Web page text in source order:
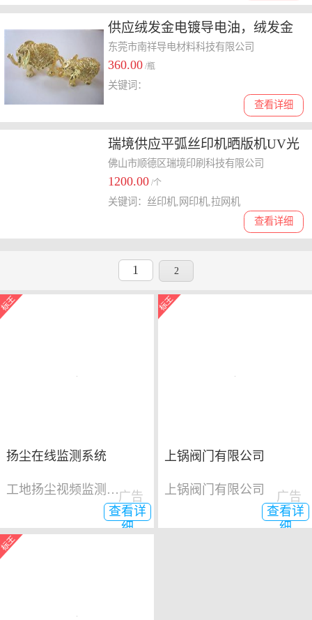
供应绒发金电镀导电油，绒发金
电镀油
东莞市南祥导电材料科技有限公司
360.00 /瓶
查看详细
关键词：
瑞境供应平弧丝印机晒版机UV光
固化机干燥设备烘箱手印台
佛山市顺德区瑞境印刷科技有限公司
1200.00 /个
查看详细
关键词：丝印机,网印机,拉网机
1 2
扬尘在线监测系统
工地扬尘视频监测系统
查看详
细
广告
上锅阀门有限公司
上锅阀门有限公司
查看详
细
广告